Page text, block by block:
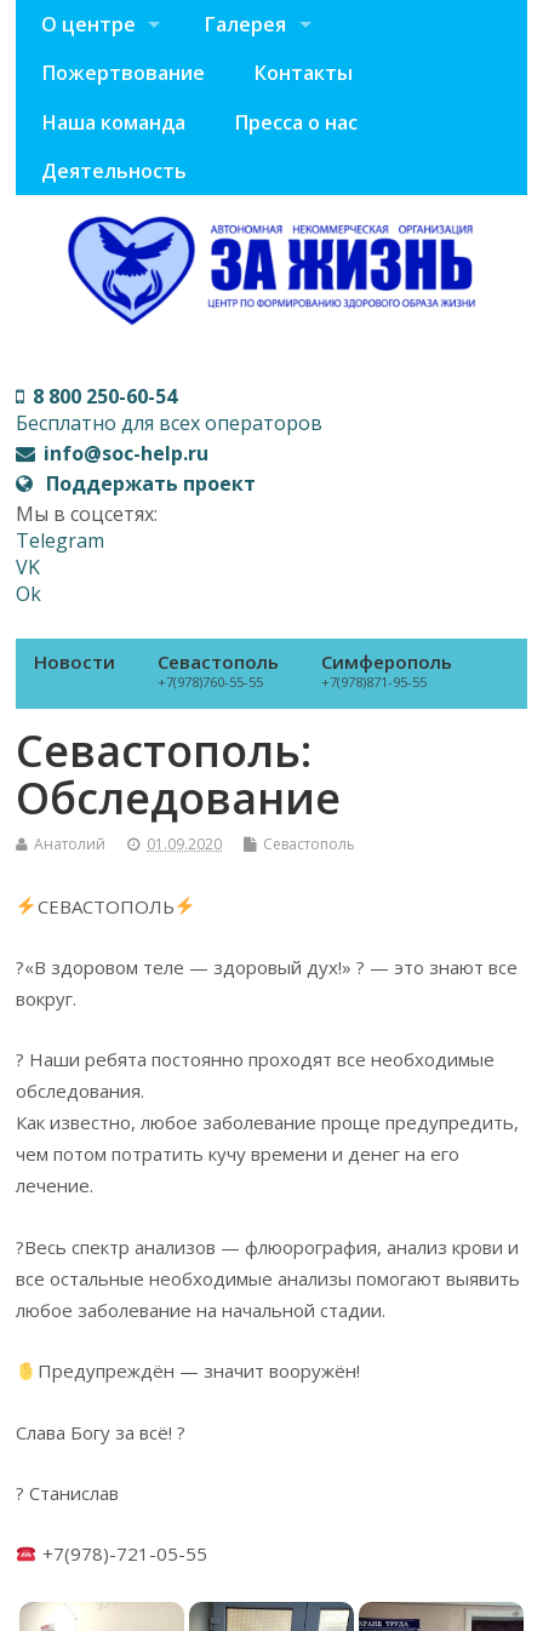
О центре
Галерея
Пожертвование
Контакты
Наша команда
Пресса о нас
Деятельность
8 800 250-60-54
Бесплатно для всех операторов
info@soc-help.ru
Поддержать проект
Мы в соцсетях:
Telegram
VK
Ok
Новости Севастополь
+7(978)760-55-55
Симферополь
+7(978)871-95-55
Севастополь:
Обследование
Анатолий 01.09.2020 Севастополь
СЕВАСТОПОЛЬ
?«В здоровом теле — здоровый дух!» ? — это знают все
вокруг.
? Наши ребята постоянно проходят все необходимые
обследования.
Как известно, любое заболевание проще предупредить,
чем потом потратить кучу времени и денег на его
лечение.
?Весь спектр анализов — флюорография, анализ крови и
все остальные необходимые анализы помогают выявить
любое заболевание на начальной стадии.
Предупреждён — значит вооружён!
Слава Богу за всё! ?
? Станислав
+7(978)-721-05-55